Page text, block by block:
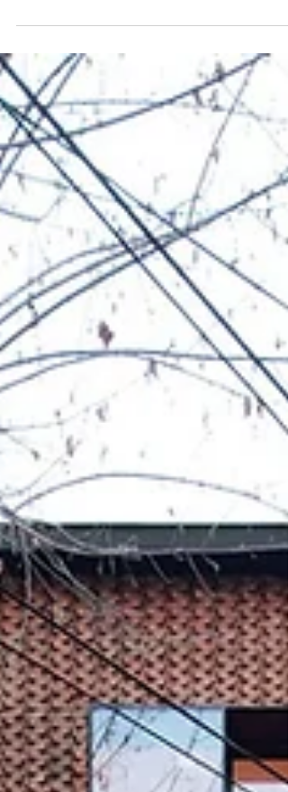
San Cristóbal, dentro del Parque Metropolitano de
Santiago de Chile, este proyecto transforma el
espacio público en un verdadero territorio de
descubrimiento para niños y familias. Más que un
parque infantil, es una invitación a explorar el paisaje,
interactuar con la topografía y experimentar la ciudad
desde otra es